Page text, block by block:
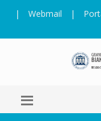
| Webmail |